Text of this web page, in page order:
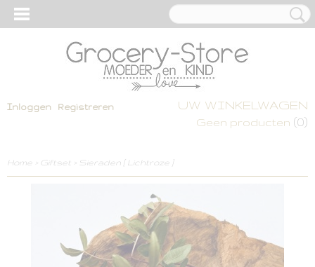
Inloggen Registreren UW WINKELWAGEN
Geen producten (0)
Home > Giftset > Sieraden [ Lichtroze ]